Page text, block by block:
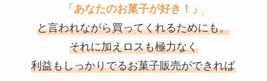
「あなたのお菓子が好き！」
と言われながら買ってくれるためにも。
それに加えロスも極力なく
利益もしっかりでるお菓子販売ができれば